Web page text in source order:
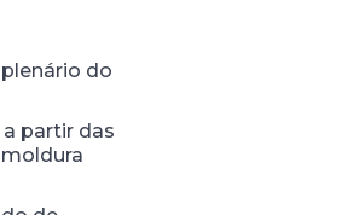
do
partir das